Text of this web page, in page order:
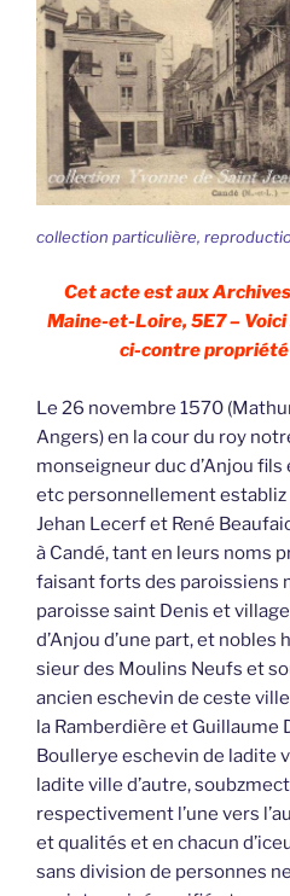
collection particulière,
Cet acte est aux
Maine-et-Loire, 5E7 –
ci-contre
Le 26 novembre 1570
Angers) en la cour du roy
monseigneur duc d’Anjou
etc personnellement
Jehan Lecerf et René
à Candé, tant en leurs noms
faisant forts des paroissiens
paroisse saint Denis et
d’Anjou d’une part, et
sieur des Moulins Neufs et
ancien eschevin de ceste
la Ramberdière et Guillaume
Boullerye eschevin de ladite
ladite ville d’autre,
respectivement l’une vers
et qualités et en chacun
sans division de personnes